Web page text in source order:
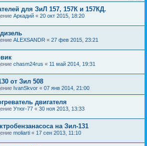
для ЗиЛ 157, 157К и 157КД.
Аркадий « 20 окт 2015, 18:20
ALEXSANDR « 27 фев 2015, 23:21
chasm24rus « 11 май 2014, 19:31
от Зил 508
IvanSkvor « 07 янв 2014, 21:00
двигателя
Утюг-77 « 30 ноя 2013, 13:33
на Зил-131
moliarti « 17 сен 2013, 11:10